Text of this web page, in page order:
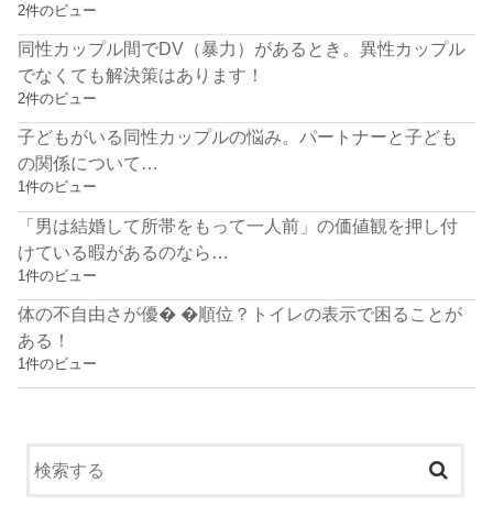
2件のビュー
同性カップル間でDV（暴力）があるとき。異性カップル
でなくても解決策はあります！
2件のビュー
子どもがいる同性カップルの悩み。パートナーと子ども
の関係について…
1件のビュー
「男は結婚して所帯をもって一人前」の価値観を押し付
けている暇があるのなら…
1件のビュー
体の不自由さが優� �順位？トイレの表示で困ることが
ある！
1件のビュー